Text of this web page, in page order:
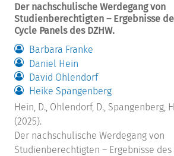
Der nachschulische Werdegang von
Studienberechtigten – Ergebnisse
Cycle Panels des DZHW.
Barbara Franke
Daniel Hein
David Ohlendorf
Heike Spangenberg
Hein, D., Ohlendorf, D., Spangenberg,
(2025).
Der nachschulische Werdegang von
Studienberechtigten – Ergebnisse